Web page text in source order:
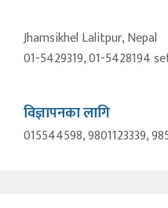
Jhamsikhel Lalitpur, Nepal
01-5429319, 01-5428194
विज्ञापनका लागि
015544598, 9801123339,